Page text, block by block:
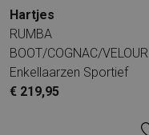
Hartjes
RUMBA
BOOT/COGNAC/VELOUR
Enkellaarzen Sportief
€ 219,95